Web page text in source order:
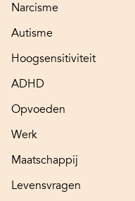
Narcisme
Autisme
Hoogsensitiviteit
ADHD
Opvoeden
Werk
Maatschappij
Levensvragen